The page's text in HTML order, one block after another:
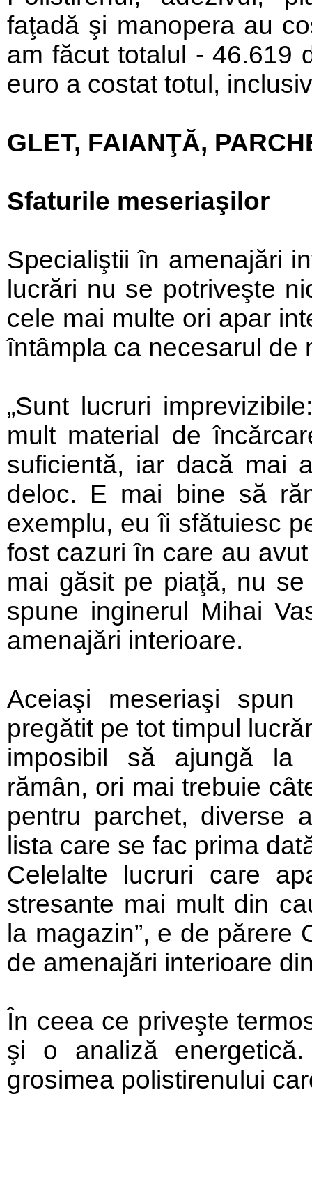
faţadă şi manopera au
am făcut totalul - 46.619
euro a costat totul,
GLET, FAIANŢĂ,
Sfaturile meseriaşilor
Specialiştii în amenajări
lucrări nu se potriveşte
cele mai multe ori apar
întâmpla ca necesarul de
„Sunt lucruri
mult material de
suficientă, iar dacă mai
deloc. E mai bine să
exemplu, eu îi sfătuiesc
fost cazuri în care au
mai găsit pe piaţă, nu se
spune inginerul Mihai
amenajări interioare.
Aceiaşi meseriaşi
pregătit pe tot timpul
imposibil să ajungă la
rămân, ori mai trebuie
pentru parchet, diverse
lista care se fac prima
Celelalte lucruri care
stresante mai mult din
la magazin”, e de părere
de amenajări interioare
În ceea ce priveşte
şi o analiză
grosimea polistirenului